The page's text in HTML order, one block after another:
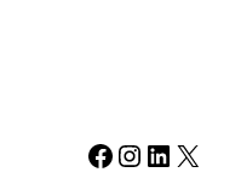
Facebook Instagram LinkedIn X